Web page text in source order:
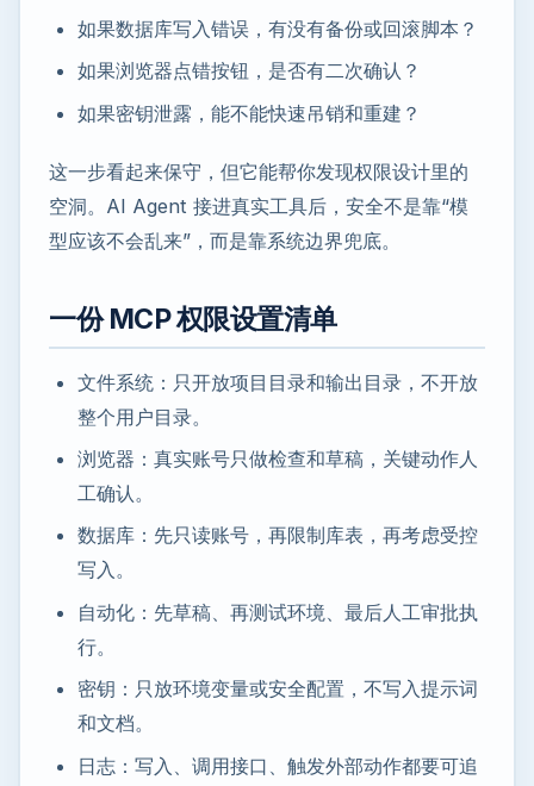
如果数据库写入错误，有没有备份或回滚脚本？
如果浏览器点错按钮，是否有二次确认？
如果密钥泄露，能不能快速吊销和重建？
这一步看起来保守，但它能帮你发现权限设计里的
空洞。AI Agent 接进真实工具后，安全不是靠“模
型应该不会乱来”，而是靠系统边界兜底。
一份 MCP 权限设置清单
文件系统：只开放项目目录和输出目录，不开放
整个用户目录。
浏览器：真实账号只做检查和草稿，关键动作人
工确认。
数据库：先只读账号，再限制库表，再考虑受控
写入。
自动化：先草稿、再测试环境、最后人工审批执
行。
密钥：只放环境变量或安全配置，不写入提示词
和文档。
日志：写入、调用接口、触发外部动作都要可追